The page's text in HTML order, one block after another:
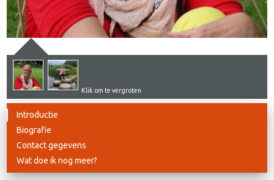
Klik om te vergroten
Introductie
Biografie
Contact gegevens
Wat doe ik nog meer?